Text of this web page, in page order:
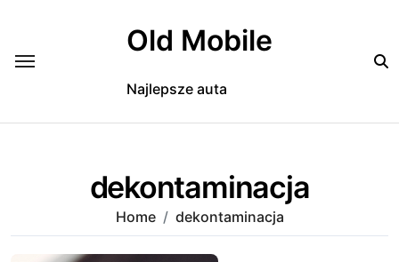
Old Mobile
Najlepsze auta
dekontaminacja
Home dekontaminacja